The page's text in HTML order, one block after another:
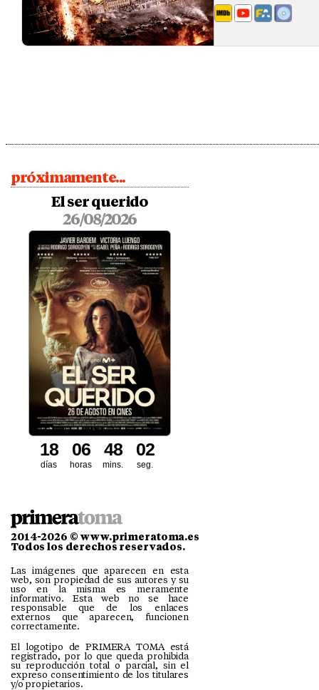
próximamente...
El ser querido
26/08/2026
días
18
horas
06
mins.
48
seg.
00
1
2014-2026 © www.primeratoma.es
Todos los derechos reservados.
Las imágenes que aparecen en esta
web, son propiedad de sus autores y su
uso en la misma es meramente
informativo. Esta web no se hace
responsable que de los enlaces
externos que aparecen, funcionen
correctamente.
El logotipo de PRIMERA TOMA está
registrado, por lo que queda prohibida
su reproducción total o parcial, sin el
expreso consentimiento de los titulares
y/o propietarios.